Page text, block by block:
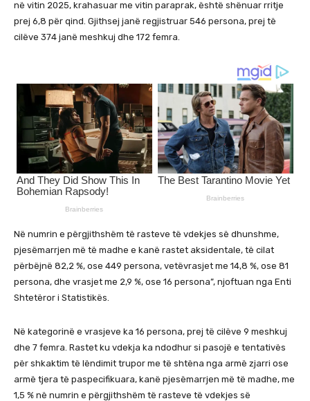
në vitin 2025, krahasuar me vitin paraprak, është shënuar rritje
prej 6,8 për qind. Gjithsej janë regjistruar 546 persona, prej të
cilëve 374 janë meshkuj dhe 172 femra.
Në numrin e përgjithshëm të rasteve të vdekjes së dhunshme,
pjesëmarrjen më të madhe e kanë rastet aksidentale, të cilat
përbëjnë 82,2 %, ose 449 persona, vetëvrasjet me 14,8 %, ose 81
persona, dhe vrasjet me 2,9 %, ose 16 persona”, njoftuan nga Enti
Shtetëror i Statistikës.
Në kategorinë e vrasjeve ka 16 persona, prej të cilëve 9 meshkuj
dhe 7 femra. Rastet ku vdekja ka ndodhur si pasojë e tentativës
për shkaktim të lëndimit trupor me të shtëna nga armë zjarri ose
armë tjera të paspecifikuara, kanë pjesëmarrjen më të madhe, me
1,5 % në numrin e përgjithshëm të rasteve të vdekjes së